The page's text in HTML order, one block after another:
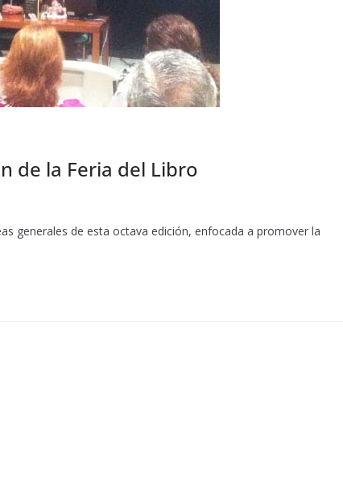
de la Feria del Libro
generales de esta octava edición, enfocada a promover la